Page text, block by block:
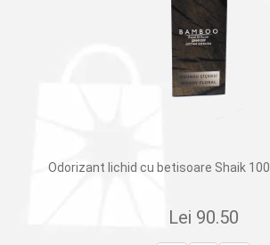
Odorizant lichid cu betisoare Shaik
Lei 90.50